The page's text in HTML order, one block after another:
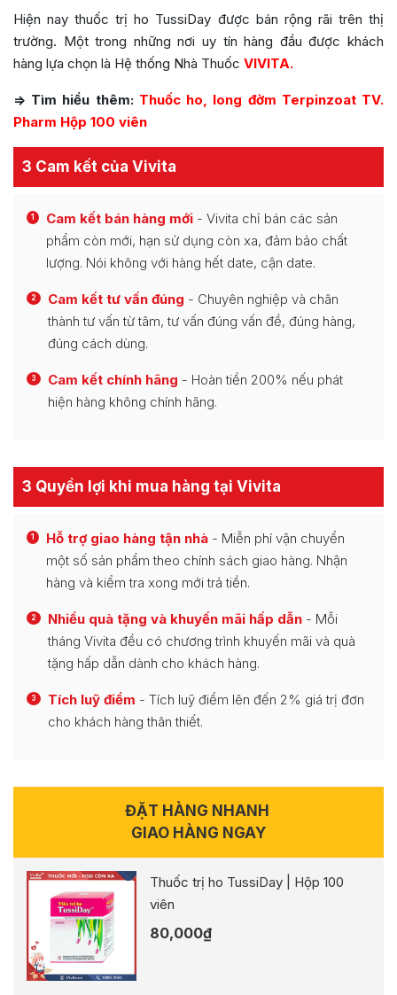
Hiện nay thuốc trị ho TussiDay được bán rộng rãi trên thị
trường. Một trong những nơi uy tín hàng đầu được khách
hàng lựa chọn là Hệ thống Nhà Thuốc VIVITA.
=> Tìm hiểu thêm: Thuốc ho, long đờm Terpinzoat TV.
Pharm Hộp 100 viên
3 Cam kết của Vivita
1 Cam kết bán hàng mới - Vivita chỉ bán các sản
phẩm còn mới, hạn sử dụng còn xa, đảm bảo chất
lượng. Nói không với hàng hết date, cận date.
2 Cam kết tư vấn đúng - Chuyên nghiệp và chân
thành tư vấn từ tâm, tư vấn đúng vấn đề, đúng hàng,
đúng cách dùng.
3 Cam kết chính hãng - Hoàn tiền 200% nếu phát
hiện hàng không chính hãng.
3 Quyền lợi khi mua hàng tại Vivita
1 Hỗ trợ giao hàng tận nhà - Miễn phí vận chuyển
một số sản phẩm theo chính sách giao hàng. Nhận
hàng và kiểm tra xong mới trả tiền.
2 Nhiều quà tặng và khuyến mãi hấp dẫn - Mỗi
tháng Vivita đều có chương trình khuyến mãi và quà
tặng hấp dẫn dành cho khách hàng.
3 Tích luỹ điểm - Tích luỹ điểm lên đến 2% giá trị đơn
cho khách hàng thân thiết.
ĐẶT HÀNG NHANH
GIAO HÀNG NGAY
Thuốc trị ho TussiDay | Hộp 100
viên
80,000₫